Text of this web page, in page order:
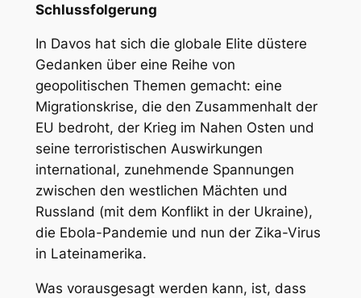
Schlussfolgerung
In Davos hat sich die globale Elite düstere
Gedanken über eine Reihe von
geopolitischen Themen gemacht: eine
Migrationskrise, die den Zusammenhalt der
EU bedroht, der Krieg im Nahen Osten und
seine terroristischen Auswirkungen
international, zunehmende Spannungen
zwischen den westlichen Mächten und
Russland (mit dem Konflikt in der Ukraine),
die Ebola-Pandemie und nun der Zika-Virus
in Lateinamerika.
Was vorausgesagt werden kann, ist, dass